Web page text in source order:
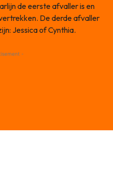
de eerste afvaller is en
De derde afvaller
Jessica of Cynthia.
-